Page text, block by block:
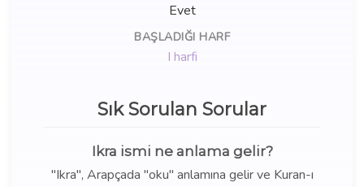
Evet
BAŞLADIĞI HARF
I harfi
Sık Sorulan Sorular
Ikra ismi ne anlama gelir?
"Ikra", Arapçada "oku" anlamına gelir ve Kuran-ı